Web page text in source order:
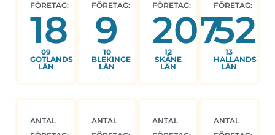
FÖRETAG:
18
09
GOTLANDS
LÄN
FÖRETAG:
9
10
BLEKINGE
LÄN
FÖRETAG:
207
12
SKÅNE
LÄN
FÖRETAG:
52
13
HALLANDS
LÄN
ANTAL
ANTAL
ANTAL
ANTAL